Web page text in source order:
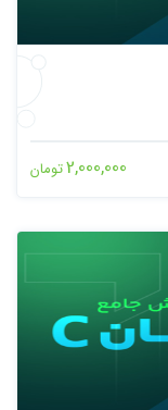
2,000,000تومان